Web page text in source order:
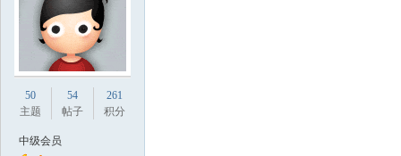
50
主题
54
帖子
261
积分
中级会员